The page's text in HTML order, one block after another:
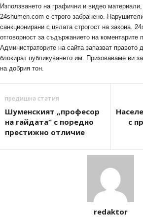
Използването на графични и видео
24shumen.com е строго забранено.
санкционирани с цялата строгост на закона.
отговорност за съдържанието на коментарите
Администраторите на сайта запазват правото
блокират публикуването им. Призоваваме ви
на добрия тон.
предишна статия
Шуменският „професор
на гайдата“ с поредно
престижно отличие
с
redaktor